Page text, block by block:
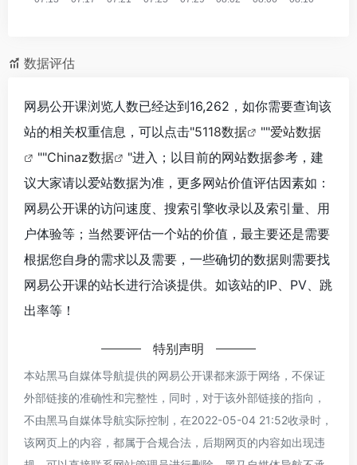
数据评估
网易公开课浏览人数已经达到16,262，如你需要查询该
站的相关权重信息，可以点击"5118数据 ""爱站数据
""Chinaz数据
"进入；以目前的网站数据参考，建
议大家请以爱站数据为准，更多网站价值评估因素如：
网易公开课的访问速度、搜索引擎收录以及索引量、用
户体验等；当然要评估一个站的价值，最主要还是需要
根据您自身的需求以及需要，一些确切的数据则需要找
网易公开课的站长进行洽谈提供。如该站的IP、PV、跳
出率等！
特别声明
本站黑马自媒体导航提供的网易公开课都来源于网络，不保证
外部链接的准确性和完整性，同时，对于该外部链接的指向，
不由黑马自媒体导航实际控制，在2022-05-04 21:52收录时，
该网页上的内容，都属于合规合法，后期网页的内容如出现违